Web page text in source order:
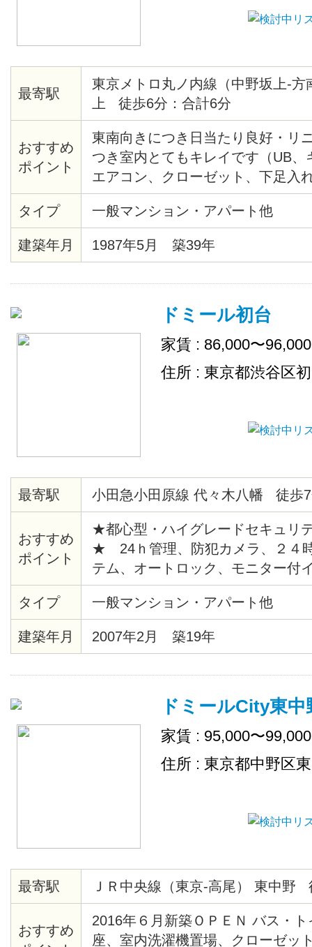
最寄駅
東京メトロ丸ノ内線（中野坂上-方
上 徒歩6分：合計6分
おすすめ
ポイント
東南向きにつき日当たり良好・リ
つき室内とてもキレイです（UB、
エアコン、クローゼット、下足入
アタイル材等々）・共用部分にセ
あり・モニター付オートロック・
見えます。２/２８までに契約完
です。
タイプ 一般マンション・アパート他
建築年月 1987年5月 築39年
ドミール初台
家賃 : 86,000〜
住所 : 東京都渋谷区
最寄駅 小田急小田原線 代々木八幡 徒歩
おすすめ
ポイント
★都心型・ハイグレードセキュリ
★ 24ｈ管理、防犯カメラ、２４
テム、オートロック、モニター付
給湯、バストイレ別、暖房便座、
ションフロア、各居室照明、ピク
時間換気システム、クローゼット
ス、エレベーター、宅配ロッカー
出し可、敷地内ごみ置き場、ネッ
タイプ 一般マンション・アパート他
建築年月 2007年2月 築19年
ドミールCity東
家賃 : 95,000〜
住所 : 東京都中野区
最寄駅 ＪＲ中央線（東京-高尾） 東中野
おすすめ
2016年６月新築ＯＰＥＮ バス・
座、室内洗濯機置場、クローゼッ